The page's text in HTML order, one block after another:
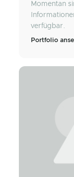
Momentan
verfügbar.
Portfolio